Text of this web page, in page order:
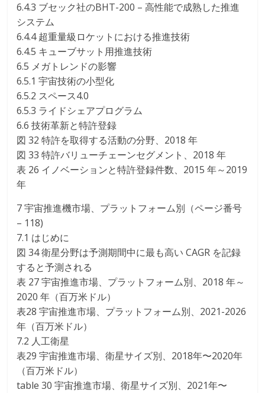
6.4.3 ブセック社のBHT-200 – 高性能で成熟した推進
システム
6.4.4 超重量級ロケットにおける推進技術
6.4.5 キューブサット用推進技術
6.5 メガトレンドの影響
6.5.1 宇宙技術の小型化
6.5.2 スペース4.0
6.5.3 ライドシェアプログラム
6.6 技術革新と特許登録
図 32 特許を取得する活動の分野、2018 年
図 33 特許バリューチェーンセグメント、2018 年
表 26 イノベーションと特許登録件数、2015 年～2019
年
7 宇宙推進機市場、プラットフォーム別（ページ番号
– 118)
7.1 はじめに
図 34 衛星分野は予測期間中に最も高い CAGR を記録
すると予測される
表 27 宇宙推進市場、プラットフォーム別、2018 年～
2020 年（百万米ドル）
表28 宇宙推進市場、プラットフォーム別、2021-2026
年（百万米ドル）
7.2 人工衛星
表29 宇宙推進市場、衛星サイズ別、2018年〜2020年
（百万米ドル）
table 30 宇宙推進市場、衛星サイズ別、2021年〜